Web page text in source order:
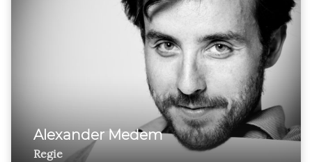
Alexander Medem
Regie